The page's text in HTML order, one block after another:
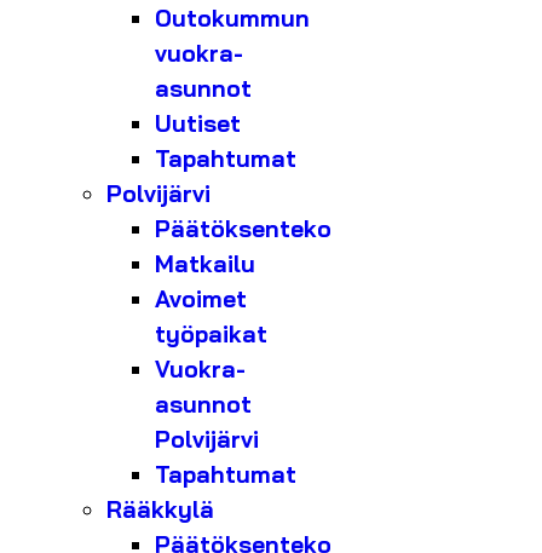
Outokummun
vuokra-
asunnot
Uutiset
Tapahtumat
Polvijärvi
Päätöksenteko
Matkailu
Avoimet
työpaikat
Vuokra-
asunnot
Polvijärvi
Tapahtumat
Rääkkylä
Päätöksenteko